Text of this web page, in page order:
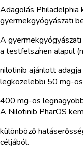
Adagolás Philadelphia
gyermekgyógyászati
A
a testfelszínen alapul
nilotinib ajánlott
legközelebbi 50 mg-
400 mg-os
A Nilotinib PharOS
különböző
céljából.